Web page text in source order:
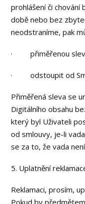
prohlášení či
době nebo bez
neodstraníme, pak
· přiměřenou
· odstoupit od
Přiměřená sleva se
Digitálního obsahu
který byl Uživateli
od smlouvy, je-li
se za to, že vada
5. Uplatnění
Reklamaci, prosím,
Pokud by